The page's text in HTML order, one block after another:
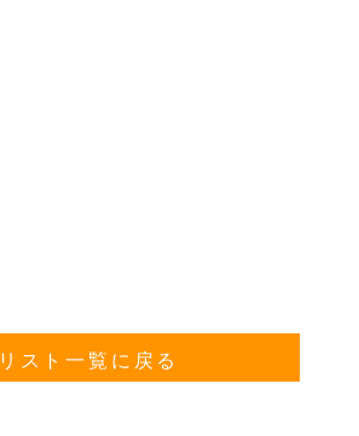
リスト一覧に戻る